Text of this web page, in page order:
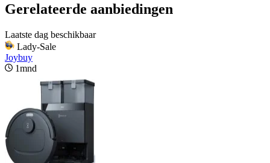
Gerelateerde aanbiedingen
Laatste dag beschikbaar
Lady-Sale
Joybuy
1mnd